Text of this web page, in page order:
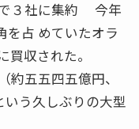
３社に集約 今年
を占 めていたオラ
収された。
五五四五億円、
う久しぶりの大型